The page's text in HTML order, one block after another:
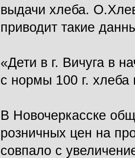
выдачи хлеба.
приводит такие
«Дети в г. Вичуга в
с нормы 100 г. хлеба
В Новочеркасске
розничных цен на
совпало с